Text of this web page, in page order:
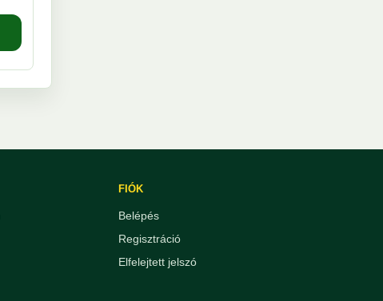
FIÓK
Belépés
Regisztráció
Elfelejtett jelszó